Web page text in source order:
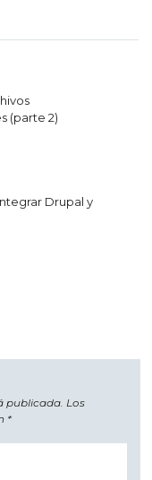
(parte 2)
Drupal y
publicada. Los
*